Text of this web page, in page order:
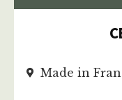
Made in